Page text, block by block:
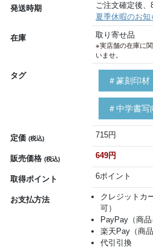
発送時期
ご注文確定後、
夏季休暇のお
在庫 取り寄せ品
※実店舗の在庫に
いませ。
タグ
＃篆刻印材
＃中学書
定価 (税込) 715円
販売価格 (税込) 649円
取得ポイント 6ポイント
お支払方法
クレジットカ
可）
PayPay（商品
楽天Pay（商
代引引換